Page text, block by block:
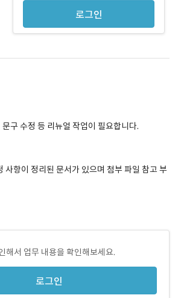
로그인
구 수정 등 리뉴얼 작업이 필요합니다.
사항이 정리된 문서가 있으며 첨부 파일 참고 부
해서 업무 내용을 확인해보세요.
로그인